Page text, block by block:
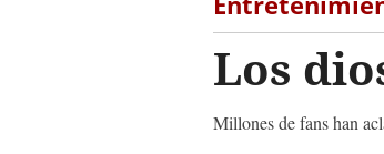
Los
Millones de fans han